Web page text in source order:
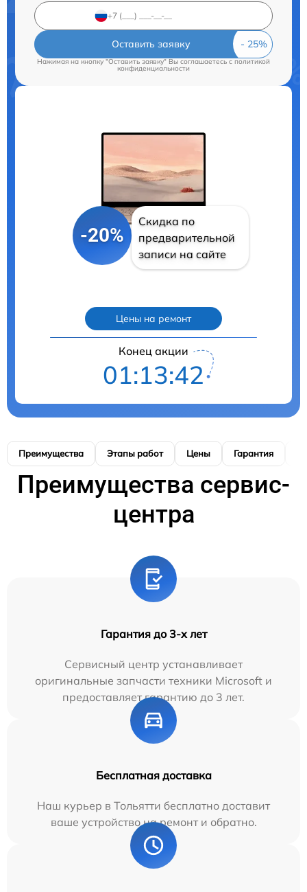
Оставить заявку
Нажимая на кнопку "Оставить заявку" Вы соглашаетесь cполитикой
конфиденциальности
-20%
Скидка по
предварительной
записи на сайте
Цены на ремонт
Конец акции
01:13:41
Преимущества Этапы работ Цены Гарантия
Преимущества сервис-
центра
Гарантия до 3-х лет
Сервисный центр устанавливает
оригинальные запчасти техники Microsoft и
предоставляет гарантию до 3 лет.
Бесплатная доставка
Наш курьер в Тольятти бесплатно доставит
ваше устройство на ремонт и обратно.